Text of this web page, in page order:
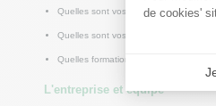
Quelles sont vos motivations ?
Quelles sont vos forces et vos
Quelles formations ou actions de
L'entreprise et équipe